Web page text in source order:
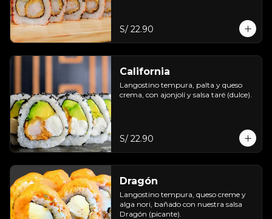
S/ 22.90
California
Langostino tempura, palta y queso
crema, con ajonjolí y salsa taré (dulce).
S/ 22.90
Dragón
Langostino tempura, queso creme y
alga nori, bañado con nuestra salsa
Dragón (picante).